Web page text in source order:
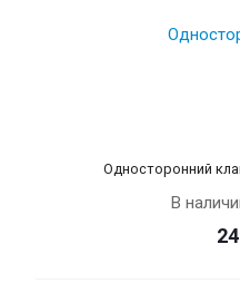
Односторонний
В